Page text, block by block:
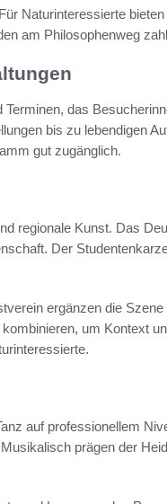
Naturinteressierte
am Philosophenweg
das
bis zu lebendigen
gut zugänglich.
regionale Kunst. Das
Der
ergänzen die
um Kontext
auf professionellem
prägen der